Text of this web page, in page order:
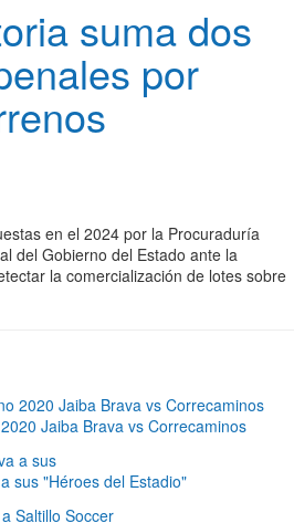
suma dos
por
en el 2024 por la Procuraduría
del Gobierno del Estado ante la
la comercialización de lotes sobre
Jaiba Brava vs Correcaminos
sus "Héroes del Estadio"